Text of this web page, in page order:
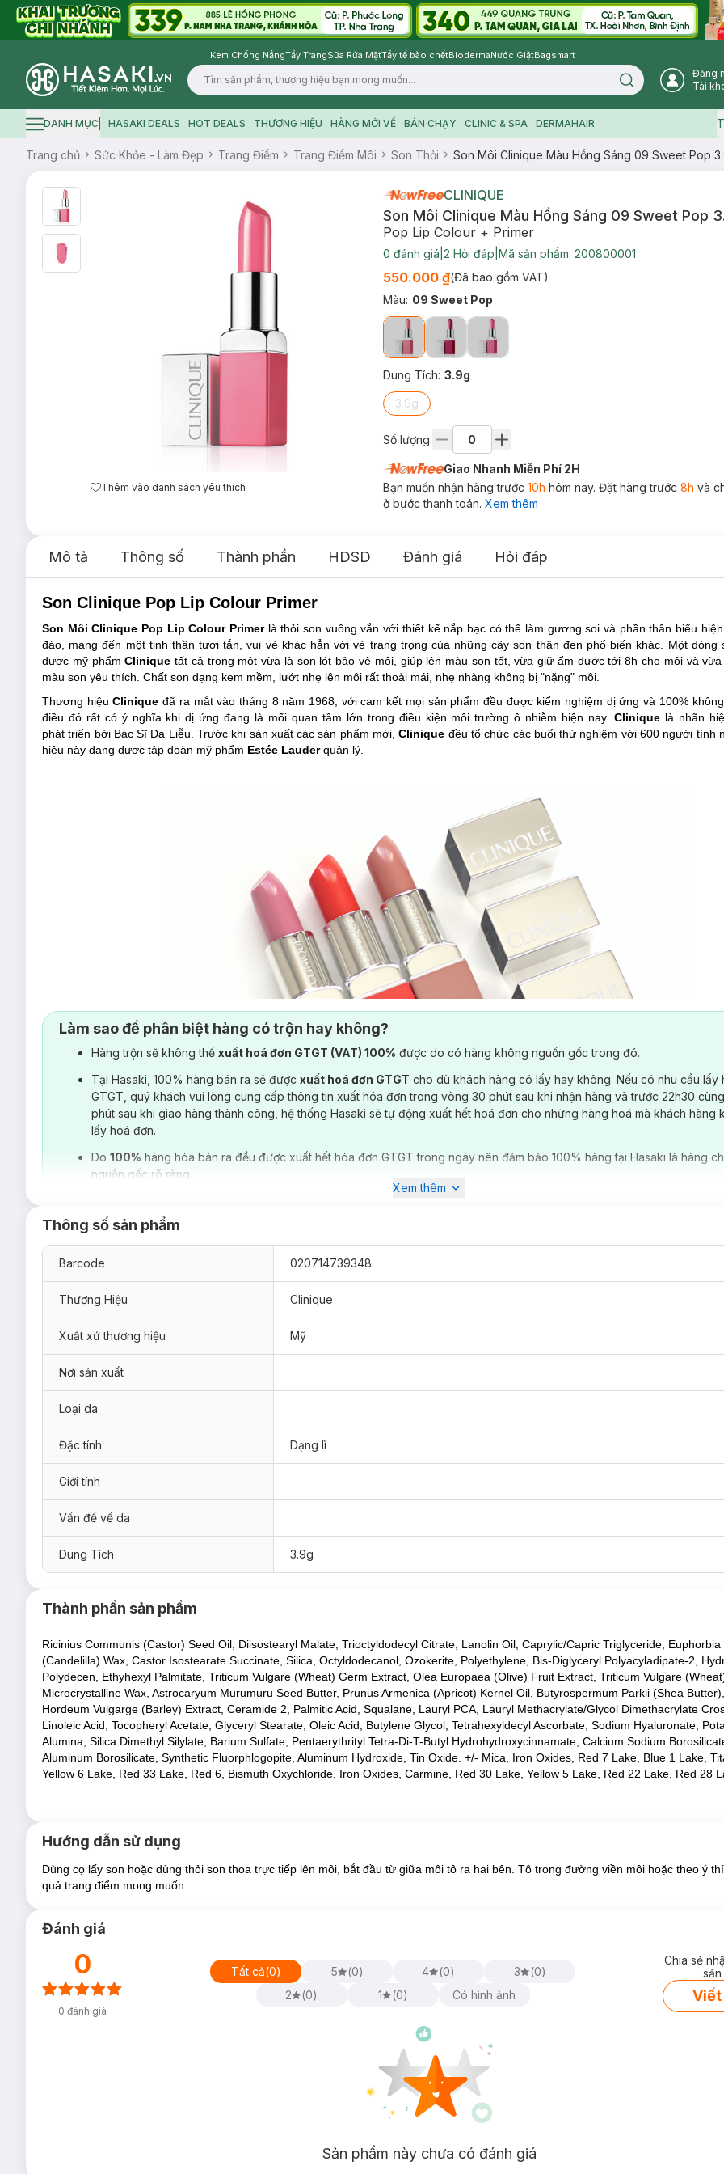
Kem Chống NắngTẩy TrangSữa Rửa MặtTẩy tế bào chếtBiodermaNước GiặtBagsmart
Logo
Search icon
Đăng
Tài
Hamburger icon
DANH MỤC HASAKI DEALS HOT DEALS THƯƠNG HIỆU HÀNG MỚI VỀ BÁN CHẠY CLINIC & SPA DERMAHAIR
Trang chủ Sức Khỏe - Làm Đẹp Trang Điểm Trang Điểm Môi Son Thỏi Son Môi Clinique Màu Hồng Sáng 09 Sweet Pop
Thêm vào danh sách yêu thích
CLINIQUE
Son Môi Clinique Màu Hồng Sáng 09 Sweet Pop
Pop Lip Colour + Primer
0 đánh giá 2 Hỏi đáp Mã sản phẩm: 200800001
550.000 ₫(Đã bao gồm VAT)
Màu: 09 Sweet Pop
Dung Tích: 3.9g
3.9g
Số lượng:
Giao Nhanh Miễn Phí 2H
Bạn muốn nhận hàng trước 10h hôm nay. Đặt hàng trước 8h và
ở bước thanh toán. Xem thêm
Mô tả Thông số Thành phần HDSD Đánh giá Hỏi đáp
Son Clinique Pop Lip Colour Primer
Son Môi Clinique Pop Lip Colour Primer là thỏi son vuông vắn với thiết kế nắp bạc có thể làm gương soi và phần thân biểu
đáo, mang đến một tinh thần tươi tắn, vui vẻ khác hẳn với vẻ trang trọng của những cây son thân đen phổ biến khác. Một dòng
dược mỹ phẩmClinique tất cả trong một vừa là son lót bảo vệ môi, giúp lên màu son tốt, vừa giữ ẩm được tới 8h cho môi và
màu son yêu thích. Chất son dạng kem mềm, lướt nhẹ lên môi rất thoải mái, nhẹ nhàng không bị "nặng" môi.
Thương hiệuClinique đã ra mắt vào tháng 8 năm 1968, với cam kết mọi sản phẩm đều được kiểm nghiệm dị ứng và 100%
điều đó rất có ý nghĩa khi dị ứng đang là mối quan tâm lớn trong điều kiện môi trường ô nhiễm hiện nay. Cliniquelà nhãn
phát triển bởi Bác Sĩ Da Liễu. Trước khi sản xuất các sản phẩm mới,Clinique đều tổ chức các buổi thử nghiệm với 600 người tình
hiệu này đang được tập đoàn mỹ phẩm Estée Lauderquản lý.
Ngoài các dòng sản phẩm nước hoa, mỹ phẩm trang điểm,
Medical chỉ bán tại các bệnh viện. Dòng dưỡng ẩm dành cho da và serum củaClinique
giới.
Clinique Pop Lip Colour & Primer
là sản phẩm kết hợp cả son dưỡng và son màu, không chỉ gây ngạc nhiên về độ ẩm mịn vô
rực rỡ chuẩn xác mà còn cả độ bám màu lâu đáng kể.
Với nhiều màu sắc đa dạng và bắt mắt son môiPop Lip Colour & Primer
màu chính xác nhờ tích hợp thêm lớp lót khiến cho đôi môi thêm căng mịn, sống động.
Hasaki,Clinique Pop Lip Colour & Primer với các màu sắc đa dạng, thỏa sức cho bạn lựa chọn thỏi son phù hợp với làn da của
#01 Nude Pop
#05 Melon Pop
#06 Poppy Pop
Làm sao để phân biệt hàng có trộn hay không?
Hàng trộn sẽ không thể xuất hoá đơn GTGT (VAT) 100% được do có hàng không nguồn gốc trong đó.
Tại Hasaki, 100% hàng bán ra sẽ được xuất hoá đơn GTGT cho dù khách hàng có lấy hay không. Nếu có nhu cầu lấy
GTGT, quý khách vui lòng cung cấp thông tin xuất hóa đơn trong vòng 30 phút sau khi nhận hàng và trước 22h30
phút sau khi giao hàng thành công, hệ thống Hasaki sẽ tự động xuất hết hoá đơn cho những hàng hoá mà khách hàng
lấy hoá đơn.
Do 100% hàng hóa bán ra đều được xuất hết hóa đơn GTGT trong ngày nên đảm bảo 100% hàng tại Hasaki là hàng
nguồn gốc rõ ràng.
Xem thêm
Thông số sản phẩm
Barcode 020714739348
Thương Hiệu Clinique
Xuất xứ thương hiệu Mỹ
Nơi sản xuất
Loại da
Đặc tính Dạng lì
Giới tính
Vấn đề về da
Dung Tích 3.9g
Thành phần sản phẩm
Ricinius Communis (Castor) Seed Oil, Diisostearyl Malate, Trioctyldodecyl Citrate, Lanolin Oil, Caprylic/Capric Triglyceride, Euphorbia
(Candelilla) Wax, Castor Isostearate Succinate, Silica, Octyldodecanol, Ozokerite, Polyethylene, Bis-Diglyceryl Polyacyladipate-2,
Polydecen, Ethyhexyl Palmitate, Triticum Vulgare (Wheat) Germ Extract, Olea Europaea (Olive) Fruit Extract, Triticum Vulgare
Microcrystalline Wax, Astrocaryum Murumuru Seed Butter, Prunus Armenica (Apricot) Kernel Oil, Butyrospermum Parkii (Shea
Hordeum Vulgarge (Barley) Extract, Ceramide 2, Palmitic Acid, Squalane, Lauryl PCA, Lauryl Methacrylate/Glycol Dimethacrylate
Linoleic Acid, Tocopheryl Acetate, Glyceryl Stearate, Oleic Acid, Butylene Glycol, Tetrahexyldecyl Ascorbate, Sodium Hyaluronate,
Alumina, Silica Dimethyl Silylate, Barium Sulfate, Pentaerythrityl Tetra-Di-T-Butyl Hydrohydroxycinnamate, Calcium Sodium
Aluminum Borosilicate, Synthetic Fluorphlogopite, Aluminum Hydroxide, Tin Oxide. +/- Mica, Iron Oxides, Red 7 Lake, Blue 1 Lake,
Yellow 6 Lake, Red 33 Lake, Red 6, Bismuth Oxychloride, Iron Oxides, Carmine, Red 30 Lake, Yellow 5 Lake, Red 22 Lake, Red 28
Hướng dẫn sử dụng
Dùng cọ lấy son hoặc dùng thỏi son thoa trực tiếp lên môi, bắt đầu từ giữa môi tô ra hai bên. Tô trong đường viền môi hoặc theo ý
quả trang điểm mong muốn.
Đánh giá
0
0 đánh giá
Tất cả(0) 5 (0) 4 (0) 3 (0)
2
(0) 1 (0) Có hình ảnh
Chia sẻ
Viết
Sản phẩm này chưa có đánh giá